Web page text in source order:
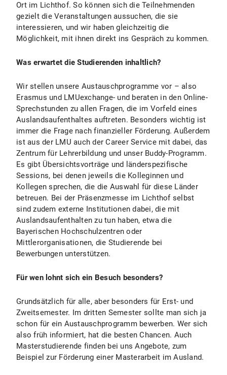
Ort im Lichthof. So können sich die Teilnehmenden
gezielt die Veranstaltungen aussuchen, die sie
interessieren, und wir haben gleichzeitig die
Möglichkeit, mit ihnen direkt ins Gespräch zu kommen.
Was erwartet die Studierenden inhaltlich?
Wir stellen unsere Austauschprogramme vor – also
Erasmus und LMUexchange- und beraten in den Online-
Sprechstunden zu allen Fragen, die im Vorfeld eines
Auslandsaufenthaltes auftreten. Besonders wichtig ist
immer die Frage nach finanzieller Förderung. Außerdem
ist aus der LMU auch der Career Service mit dabei, das
Zentrum für Lehrerbildung und unser Buddy-Programm.
Es gibt Übersichtsvorträge und länderspezifische
Sessions, bei denen jeweils die Kolleginnen und
Kollegen sprechen, die die Auswahl für diese Länder
betreuen. Bei der Präsenzmesse im Lichthof selbst
sind zudem externe Institutionen dabei, die mit
Auslandsaufenthalten zu tun haben, etwa die
Bayerischen Hochschulzentren oder
Mittlerorganisationen, die Studierende bei
Bewerbungen unterstützen.
Für wen lohnt sich ein Besuch besonders?
Grundsätzlich für alle, aber besonders für Erst- und
Zweitsemester. Im dritten Semester sollte man sich ja
schon für ein Austauschprogramm bewerben. Wer sich
also früh informiert, hat die besten Chancen. Auch
Masterstudierende finden bei uns Angebote, zum
Beispiel zur Förderung einer Masterarbeit im Ausland.